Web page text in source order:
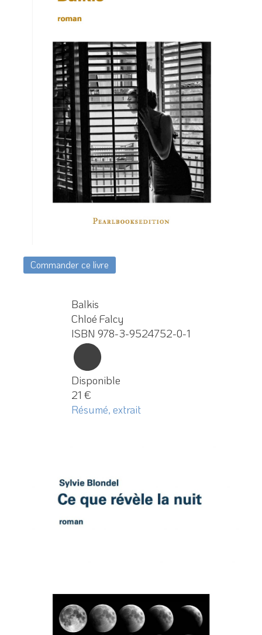
Commander ce livre
Balkis
Chloé Falcy
ISBN 978-3-9524752-0-1
Disponible
21 €
Résumé, extrait